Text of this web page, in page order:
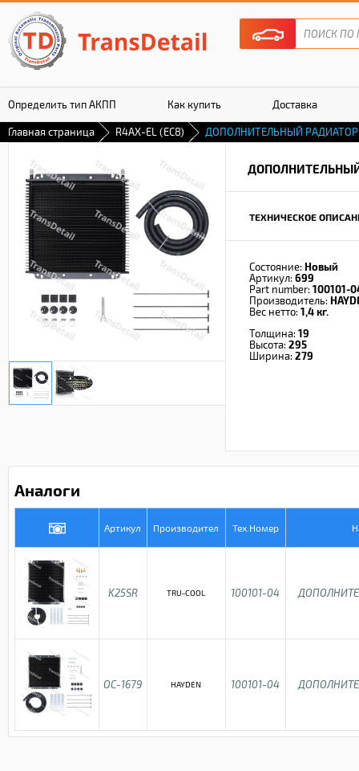
Определить тип АКПП Как купить Доставка
Гарантия
Главная страница R4AX-EL (EC8) ДОПОЛНИТЕЛЬНЫЙ РАДИАТОР
ТЕХНИЧЕСКОЕ
Состояние: Новый
Артикул: 699
Part number: 100101-
Производитель:
Вес нетто: 1,4 кг.
Толщина: 19
Высота: 295
Ширина: 279
Аналоги
Артикул Производител Тех.Номер
K25SR TRU-COOL 100101-04
OC-1679 HAYDEN 100101-04